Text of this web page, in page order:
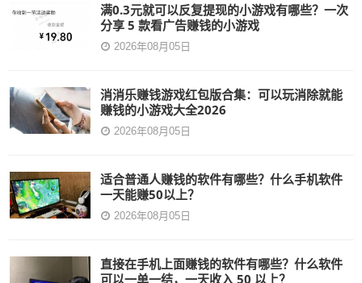
满0.3元就可以反复提现的小游戏有哪些？一次
分享 5 款看广告赚钱的小游戏
2026年08月05日
消消乐赚钱游戏红包版合集：可以玩消除就能
赚钱的小游戏大全2026
2026年08月05日
适合普通人赚钱的软件有哪些？什么手机软件
一天能赚50以上？
2026年08月05日
直接在手机上面赚钱的软件有哪些？什么软件
可以一单一结，一天收入 50 以上？